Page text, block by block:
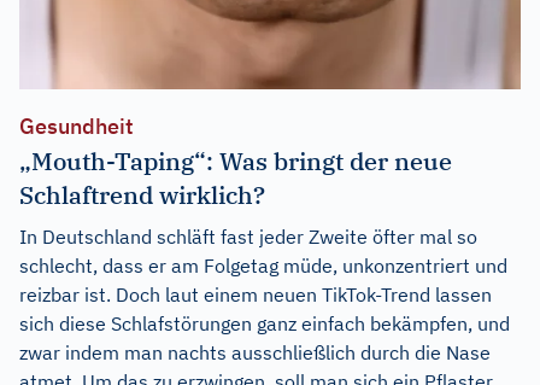
Gesundheit
„Mouth-Taping“: Was bringt der neue
Schlaftrend wirklich?
In Deutschland schläft fast jeder Zweite öfter mal so
schlecht, dass er am Folgetag müde, unkonzentriert und
reizbar ist. Doch laut einem neuen TikTok-Trend lassen
sich diese Schlafstörungen ganz einfach bekämpfen, und
zwar indem man nachts ausschließlich durch die Nase